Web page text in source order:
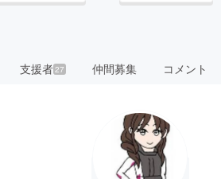
支援者 27 仲間募集 コメント